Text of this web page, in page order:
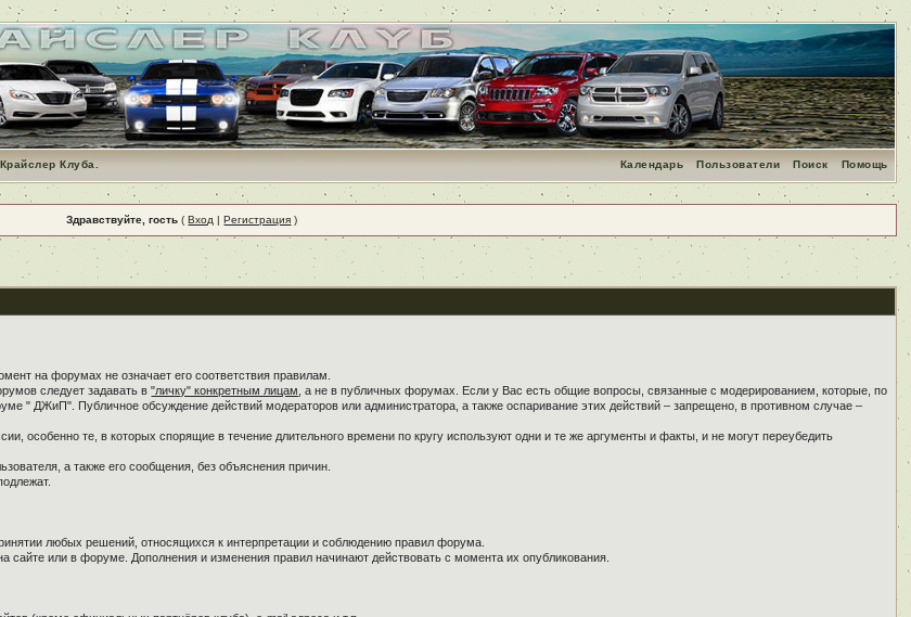
Клуба. Помощь
Поиск
Пользователи
Календарь
Здравствуйте, гость (Вход |Регистрация )
на форумах не означает его соответствия правилам.
следует задавать в"личку" конкретным лицам , а не в публичных форумах. Если у Вас есть общие вопросы, связанные с модерированием, которые, по
" ДЖиП". Публичное обсуждение действий модераторов или администратора, а также оспаривание этих действий – запрещено, в противном случае –
особенно те, в которых спорящие в течение длительного времени по кругу используют одни и те же аргументы и факты, и не могут переубедить
а также его сообщения, без объяснения причин.
любых решений, относящихся к интерпретации и соблюдению правил форума.
или в форуме. Дополнения и изменения правил начинают действовать с момента их опубликования.